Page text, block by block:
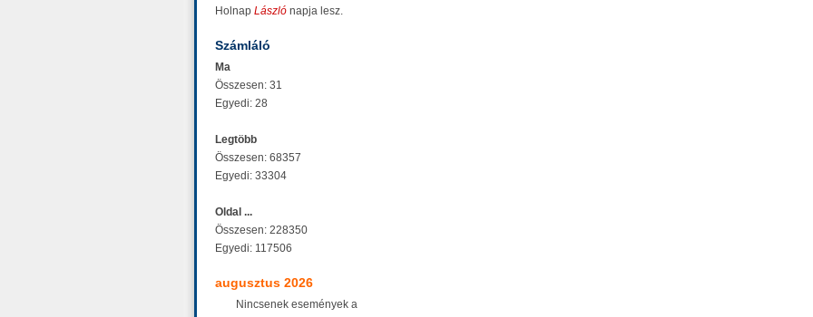
Holnap László napja lesz.
Számláló
Ma
Összesen: 31
Egyedi: 28
Legtöbb
Összesen: 68357
Egyedi: 33304
Oldal ...
Összesen: 228350
Egyedi: 117506
augusztus 2026
Nincsenek események a